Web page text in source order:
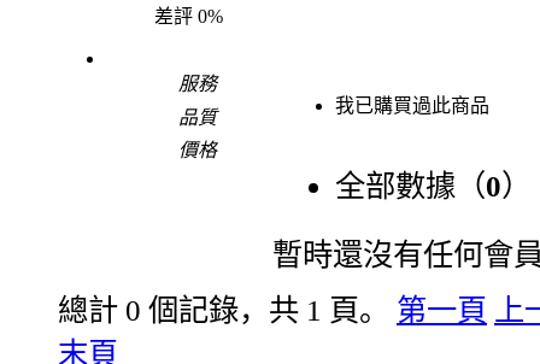
差評 0%
服務
品質
價格
我已購買過此商品
全部數據（0）
暫時還沒有任何會
總計 0 個記錄，共 1 頁。 第一頁
末頁